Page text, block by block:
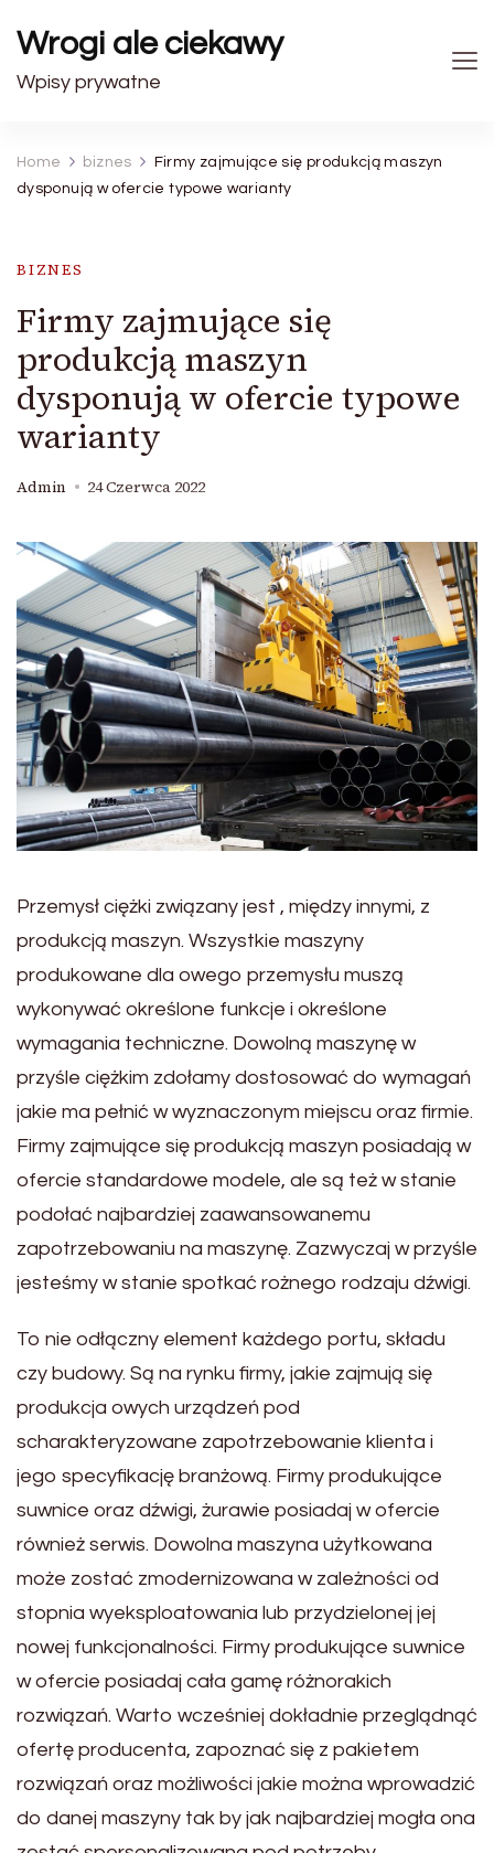
Wrogi ale ciekawy
Wpisy prywatne
Home biznes
Firmy zajmujące się produkcją maszyn
dysponują w ofercie typowe warianty
BIZNES
Firmy zajmujące się
produkcją maszyn
dysponują w ofercie typowe
warianty
Admin 24 Czerwca 2022
Przemysł ciężki związany jest , między innymi, z
produkcją maszyn. Wszystkie maszyny
produkowane dla owego przemysłu muszą
wykonywać określone funkcje i określone
wymagania techniczne. Dowolną maszynę w
przyśle ciężkim zdołamy dostosować do wymagań
jakie ma pełnić w wyznaczonym miejscu oraz firmie.
Firmy zajmujące się produkcją maszyn posiadają w
ofercie standardowe modele, ale są też w stanie
podołać najbardziej zaawansowanemu
zapotrzebowaniu na maszynę. Zazwyczaj w przyśle
jesteśmy w stanie spotkać rożnego rodzaju dźwigi.
To nie odłączny element każdego portu, składu
czy budowy. Są na rynku firmy, jakie zajmują się
produkcja owych urządzeń pod
scharakteryzowane zapotrzebowanie klienta i
jego specyfikację branżową. Firmy produkujące
suwnice oraz dźwigi, żurawie posiadaj w ofercie
również serwis. Dowolna maszyna użytkowana
może zostać zmodernizowana w zależności od
stopnia wyeksploatowania lub przydzielonej jej
nowej funkcjonalności. Firmy produkujące suwnice
w ofercie posiadaj cała gamę różnorakich
rozwiązań. Warto wcześniej dokładnie przeglądnąć
ofertę producenta, zapoznać się z pakietem
rozwiązań oraz możliwości jakie można wprowadzić
do danej maszyny tak by jak najbardziej mogła ona